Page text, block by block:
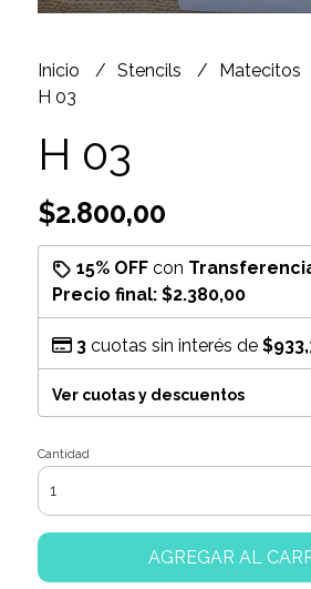
Inicio Stencils Matecitos
H 03
H 03
$2.800,00
15% OFFcon
Precio final: $2.380,00
3cuotas sin interés de
Ver cuotas y descuentos
Cantidad
AGREGAR AL